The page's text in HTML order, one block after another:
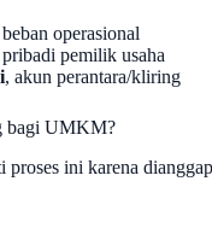
operasional
pemilik usaha
, akun perantara/kliring
bagi UMKM?
ini karena